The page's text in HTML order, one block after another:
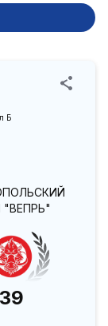
Б
"ВЕПРЬ"
39